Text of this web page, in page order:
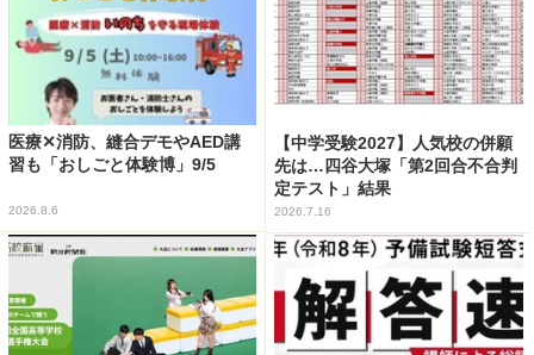
医療✕消防、縫合デモやAED講
習も「おしごと体験博」9/5
2026.8.6
【中学受験2027】人気校の併願
先は…四谷大塚「第2回合不合判
定テスト」結果
2026.7.16